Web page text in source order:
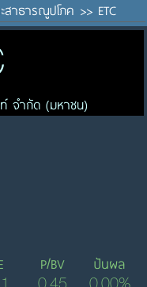
สาธารณูปโภค >> ETC
ท์ จำกัด (มหาชน)
P/BV ปันผล